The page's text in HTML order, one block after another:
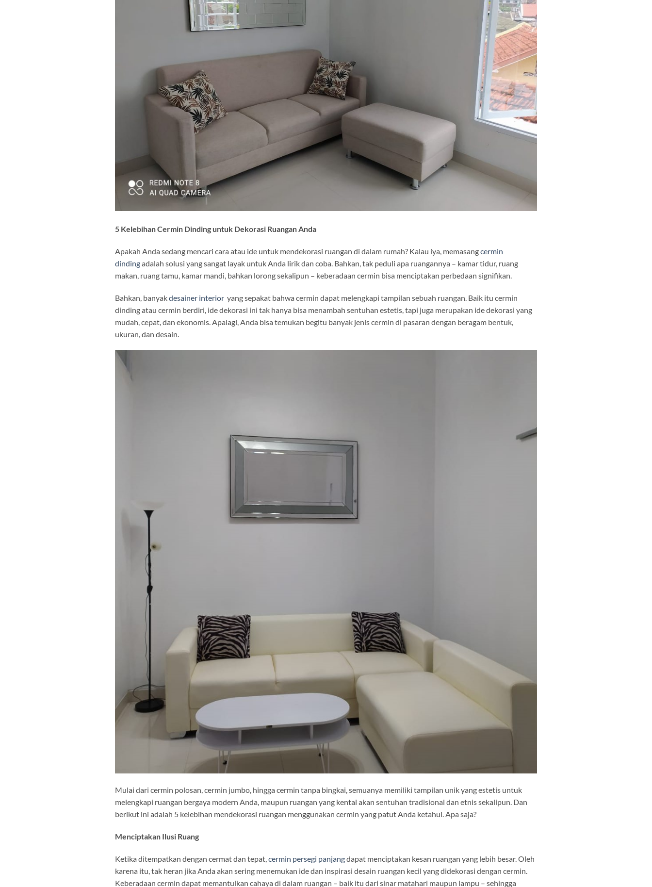
5 Kelebihan Cermin Dinding untuk Dekorasi Ruangan Anda
Apakah Anda sedang mencari cara atau ide untuk mendekorasi ruangan di dalam rumah? Kalau iya, memasangcermin
dindingadalah solusi yang sangat layak untuk Anda lirik dan coba. Bahkan, tak peduli apa ruangannya – kamar tidur, ruang
makan, ruang tamu, kamar mandi, bahkan lorong sekalipun – keberadaan cermin bisa menciptakan perbedaan signifikan.
Bahkan, banyakdesainer interior yang sepakat bahwa cermin dapat melengkapi tampilan sebuah ruangan. Baik itu cermin
dinding atau cermin berdiri, ide dekorasi ini tak hanya bisa menambah sentuhan estetis, tapi juga merupakan ide dekorasi yang
mudah, cepat, dan ekonomis. Apalagi, Anda bisa temukan begitu banyak jenis cermin di pasaran dengan beragam bentuk,
ukuran, dan desain.
Mulai dari cermin polosan, cermin jumbo, hingga cermin tanpa bingkai, semuanya memiliki tampilan unik yang estetis untuk
melengkapi ruangan bergaya modern Anda, maupun ruangan yang kental akan sentuhan tradisional dan etnis sekalipun. Dan
berikut ini adalah 5 kelebihan mendekorasi ruangan menggunakan cermin yang patut Anda ketahui. Apa saja?
Menciptakan Ilusi Ruang
Ketika ditempatkan dengan cermat dan tepat, cermin persegi panjangdapat menciptakan kesan ruangan yang lebih besar. Oleh
karena itu, tak heran jika Anda akan sering menemukan ide dan inspirasi desain ruangan kecil yang didekorasi dengan cermin.
Keberadaan cermin dapat memantulkan cahaya di dalam ruangan – baik itu dari sinar matahari maupun lampu – sehingga